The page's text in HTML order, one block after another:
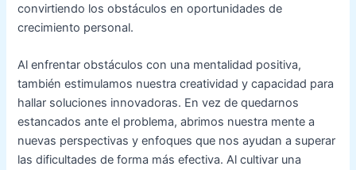
convirtiendo los obstáculos en oportunidades de
crecimiento personal.
Al enfrentar obstáculos con una mentalidad positiva,
también estimulamos nuestra creatividad y capacidad para
hallar soluciones innovadoras. En vez de quedarnos
estancados ante el problema, abrimos nuestra mente a
nuevas perspectivas y enfoques que nos ayudan a superar
las dificultades de forma más efectiva. Al cultivar una